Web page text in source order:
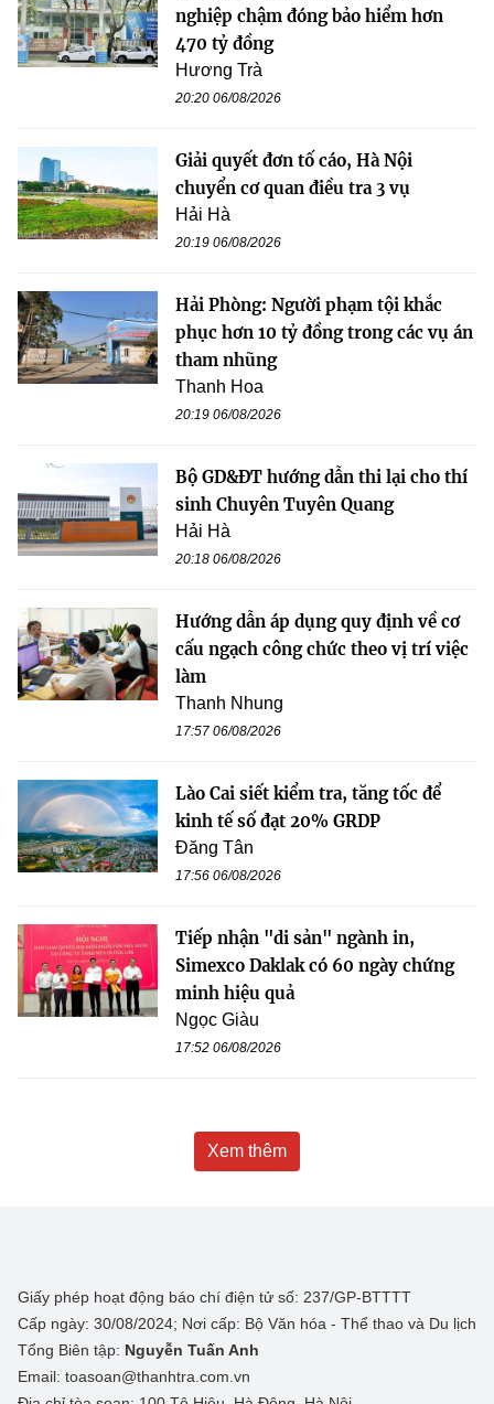
nghiệp chậm đóng bảo hiểm hơn
470 tỷ đồng
Hương Trà
20:20 06/08/2026
Giải quyết đơn tố cáo, Hà Nội
chuyển cơ quan điều tra 3 vụ
Hải Hà
20:19 06/08/2026
Hải Phòng: Người phạm tội khắc
phục hơn 10 tỷ đồng trong các vụ án
tham nhũng
Thanh Hoa
20:19 06/08/2026
Bộ GD&ĐT hướng dẫn thi lại cho thí
sinh Chuyên Tuyên Quang
Hải Hà
20:18 06/08/2026
Hướng dẫn áp dụng quy định về cơ
cấu ngạch công chức theo vị trí việc
làm
Thanh Nhung
17:57 06/08/2026
Lào Cai siết kiểm tra, tăng tốc để
kinh tế số đạt 20% GRDP
Đăng Tân
17:56 06/08/2026
Tiếp nhận "di sản" ngành in,
Simexco Daklak có 60 ngày chứng
minh hiệu quả
Ngọc Giàu
17:52 06/08/2026
Xem thêm
Giấy phép hoạt động báo chí điện tử số: 237/GP-BTTTT
Cấp ngày: 30/08/2024; Nơi cấp: Bộ Văn hóa - Thể thao và Du lịch
Tổng Biên tập: Nguyễn Tuấn Anh
Email: toasoan@thanhtra.com.vn